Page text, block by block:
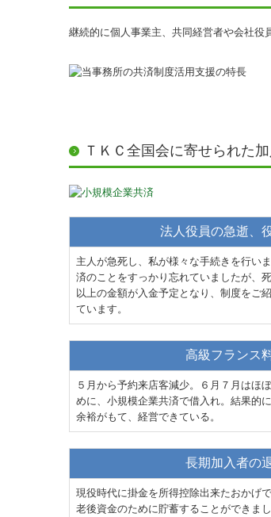
継続的に個人事業主、共同経営者や会社役
ＴＫＣ全国会に寄せられた
法人役員の急逝、
主人が急死し、私が様々な手続きを行い
済のことをすっかり忘れていましたが、
以上の金額が入金予定となり、制度をご
ています。
高級フランス
５月から予約来店客減少。６月７月はほ
めに、小規模企業共済で借入れ。結果的
余裕がもて、経営できている。
長期加入者の
現役時代に掛金を所得控除出来たおかげ
老後資金のために貯蓄することができま